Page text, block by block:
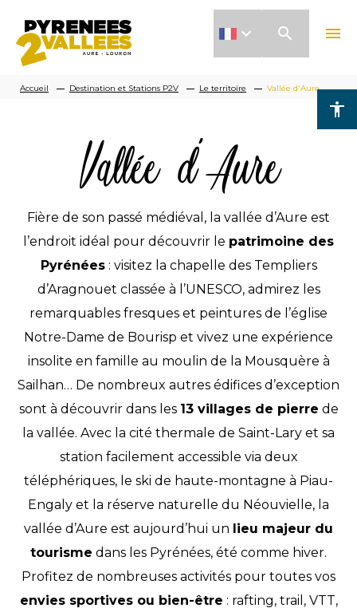
contenu
principal
accessibility
search menu
Fil
Accueil Destination et Stations P2V Le territoire Vallée d'Aure
Vallée d'Aure
Fière de son passé médiéval, la vallée d’Aure est
l’endroit idéal pour découvrir le patrimoine des
Pyrénées: visitez la chapelle des Templiers
d’Aragnouet classée à l’UNESCO, admirez les
remarquables fresques et peintures de l’église
Notre-Dame de Bourisp et vivez une expérience
insolite en famille au moulin de la Mousquère à
Sailhan… De nombreux autres édifices d’exception
sont à découvrir dans les 13 villages de pierre de
la vallée. Avec la cité thermale de Saint-Lary et sa
station facilement accessible via deux
téléphériques, le ski de haute-montagne à Piau-
Engaly et la réserve naturelle du Néouvielle, la
vallée d’Aure est aujourd’hui un lieu majeur du
tourisme dans les Pyrénées, été comme hiver.
Profitez de nombreuses activités pour toutes vos
envies sportives ou bien-être : rafting, trail, VTT,